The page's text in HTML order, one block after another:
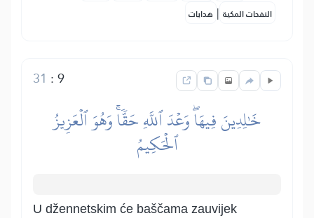
النفحات المكية | هدايات
9
:
31
خَٰلِدِينَ فِيهَاۖ وَعۡدَ ٱللَّهِ حَقّٗاۚ وَهُوَ ٱلۡعَزِيزُ
ٱلۡحَكِيمُ
U džennetskim će baščama zauvijek